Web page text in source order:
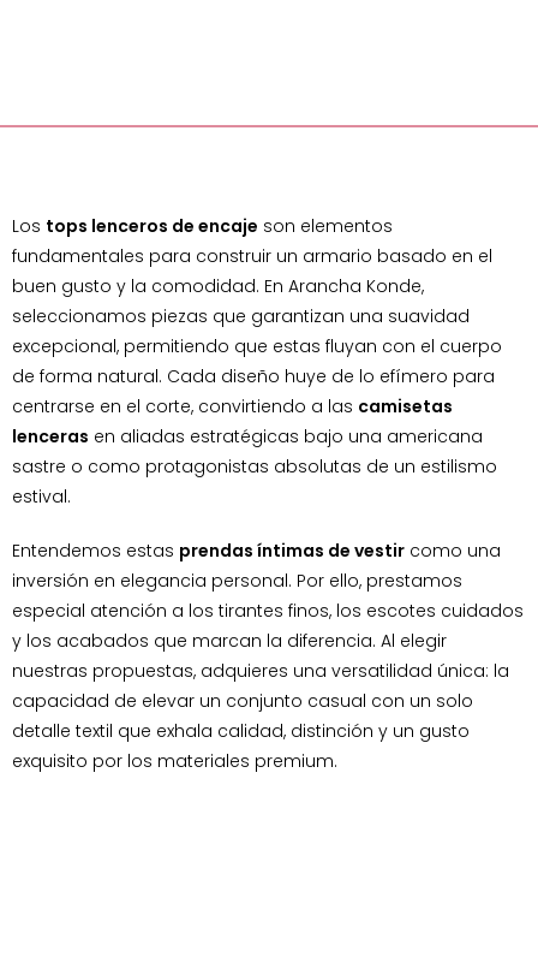
Los tops lenceros de encaje son elementos
fundamentales para construir un armario basado en el
buen gusto y la comodidad. En Arancha Konde,
seleccionamos piezas que garantizan una suavidad
excepcional, permitiendo que estas fluyan con el cuerpo
de forma natural. Cada diseño huye de lo efímero para
centrarse en el corte, convirtiendo a las camisetas
lenceras en aliadas estratégicas bajo una americana
sastre o como protagonistas absolutas de un estilismo
estival.
Entendemos estas prendas íntimas de vestir como una
inversión en elegancia personal. Por ello, prestamos
especial atención a los tirantes finos, los escotes cuidados
y los acabados que marcan la diferencia. Al elegir
nuestras propuestas, adquieres una versatilidad única: la
capacidad de elevar un conjunto casual con un solo
detalle textil que exhala calidad, distinción y un gusto
exquisito por los materiales premium.